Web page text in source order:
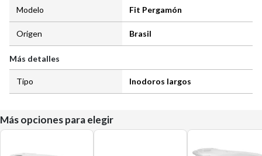
Modelo Fit Pergamón
Origen Brasil
Más detalles
Tipo Inodoros largos
Más opciones para elegir